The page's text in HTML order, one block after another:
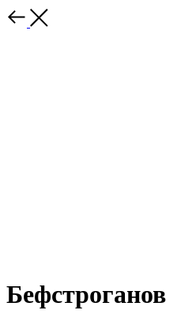
Бефстроганов